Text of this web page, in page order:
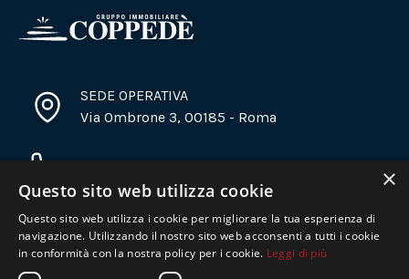
SEDE OPERATIVA
Via Ombrone 3, 00185 - Roma
info@immobiliarecoppede.it
×
Questo sito web utilizza cookie
Questo sito web utilizza i cookie per migliorare la tua esperienza di
navigazione. Utilizzando il nostro sito web acconsenti a tutti i cookie
in conformità con la nostra policy per i cookie. Leggi di più